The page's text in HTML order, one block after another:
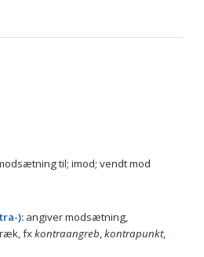
til; imod; vendt mod
):angiver modsætning,
fxkontraangreb,kontrapunkt,